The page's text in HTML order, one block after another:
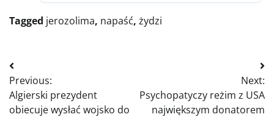
Tagged jerozolima, napaść, żydzi
Nawigacja
wpisu
Previous:
Algierski prezydent
obiecuje wysłać wojsko do
Next:
Psychopatyczy reżim z USA
największym donatorem